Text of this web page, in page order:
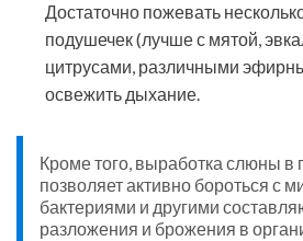
Достаточно пожевать
подушечек (лучше с мятой,
цитрусами, различными
освежить дыхание.
Кроме того, выработка слюны в
позволяет активно бороться с
бактериями и другими
разложения и брожения в